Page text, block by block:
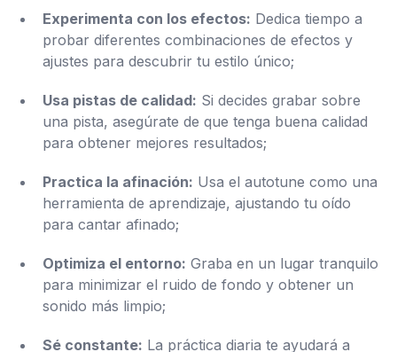
Experimenta con los efectos: Dedica tiempo a
probar diferentes combinaciones de efectos y
ajustes para descubrir tu estilo único;
Usa pistas de calidad: Si decides grabar sobre
una pista, asegúrate de que tenga buena calidad
para obtener mejores resultados;
Practica la afinación: Usa el autotune como una
herramienta de aprendizaje, ajustando tu oído
para cantar afinado;
Optimiza el entorno: Graba en un lugar tranquilo
para minimizar el ruido de fondo y obtener un
sonido más limpio;
Sé constante: La práctica diaria te ayudará a